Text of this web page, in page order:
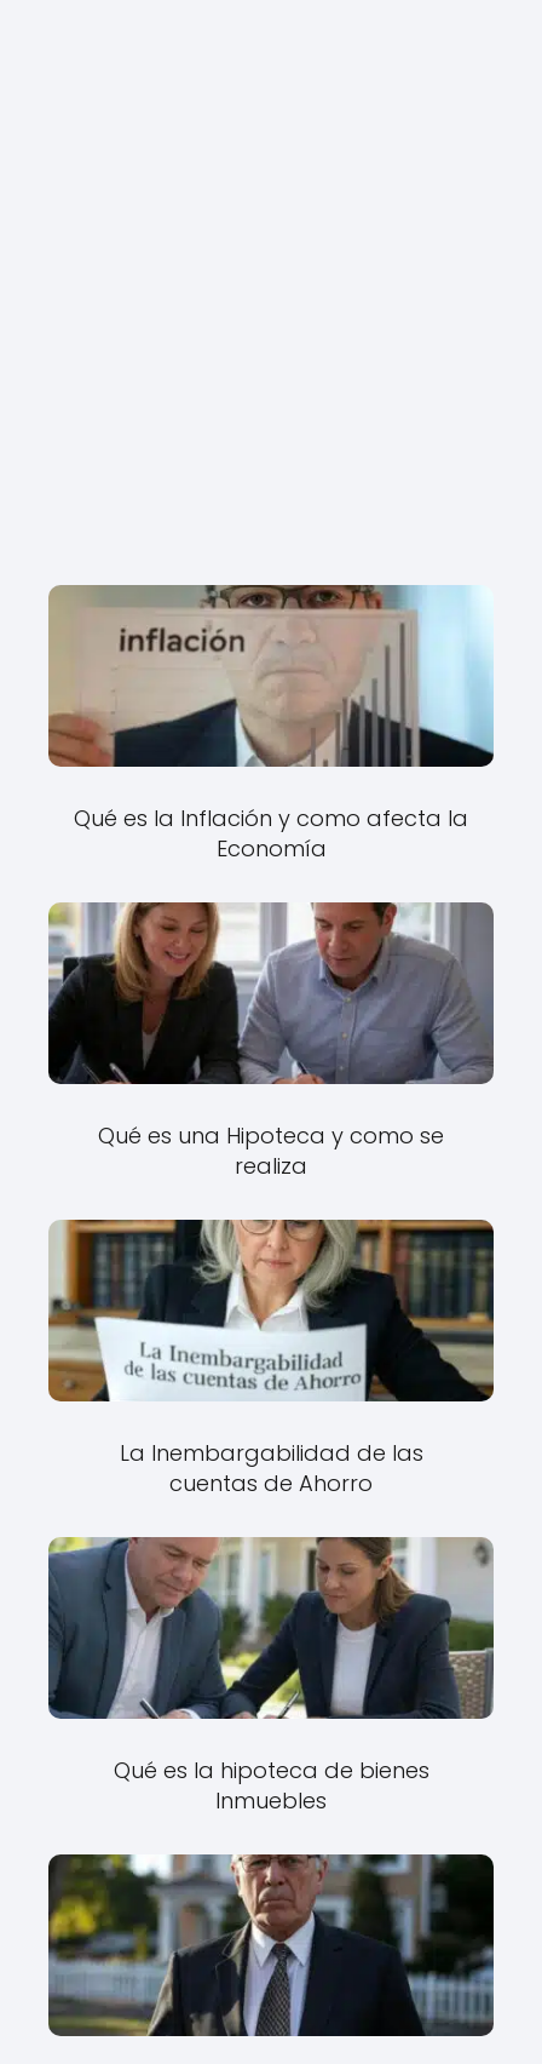
Qué es la Inflación y como afecta la
Economía
Qué es una Hipoteca y como se
realiza
La Inembargabilidad de las
cuentas de Ahorro
Qué es la hipoteca de bienes
Inmuebles